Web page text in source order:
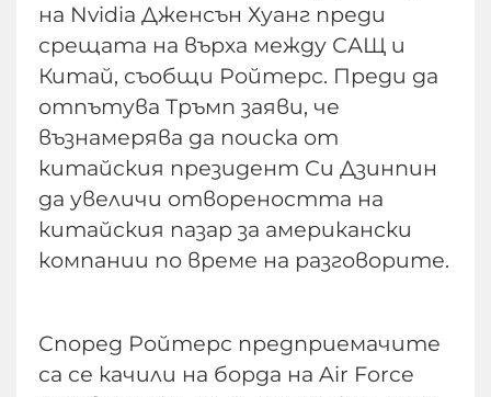
на Nvidia Дженсън Хуанг преди
срещата на върха между САЩ и
Китай, съобщи Ройтерс. Преди да
отпътува Тръмп заяви, че
възнамерява да поиска от
китайския президент Си Дзинпин
да увеличи отвореността на
китайския пазар за американски
компании по време на разговорите.
Според Ройтерс предприемачите
са се качили на борда на Air Force